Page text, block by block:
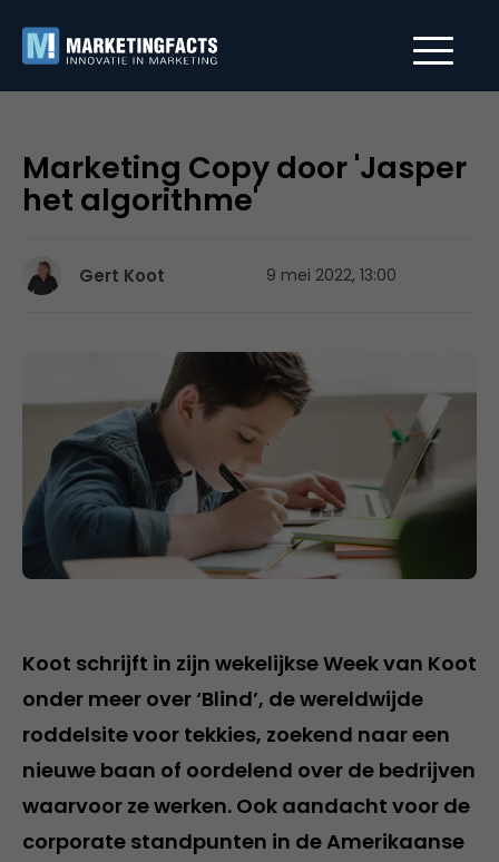
Marketing Copy door 'Jasper
het algorithme'
Gert Koot 9 mei 2022, 13:00
Koot schrijft in zijn wekelijkse Week van Koot
onder meer over ‘Blind’, de wereldwijde
roddelsite voor tekkies, zoekend naar een
nieuwe baan of oordelend over de bedrijven
waarvoor ze werken. Ook aandacht voor de
corporate standpunten in de Amerikaanse